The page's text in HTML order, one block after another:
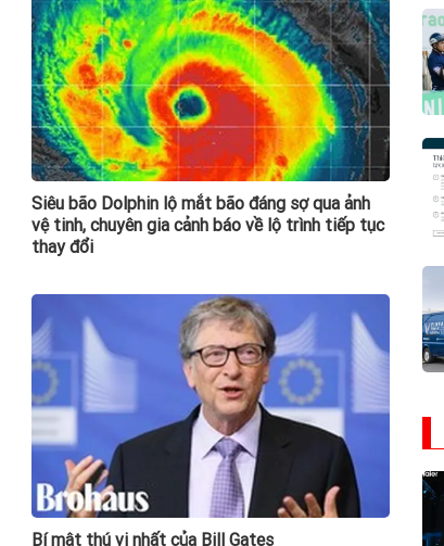
Siêu bão Dolphin lộ mắt bão đáng sợ qua ảnh
vệ tinh, chuyên gia cảnh báo về lộ trình tiếp tục
thay đổi
Bí mật thú vị nhất của Bill Gates